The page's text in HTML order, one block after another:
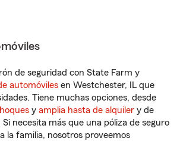
de seguridad con State Farm y
automóviles en Westchester, IL que
Tiene muchas opciones, desde
y amplia hasta de alquiler y de
Si necesita más que una póliza de seguro
la familia, nosotros proveemos